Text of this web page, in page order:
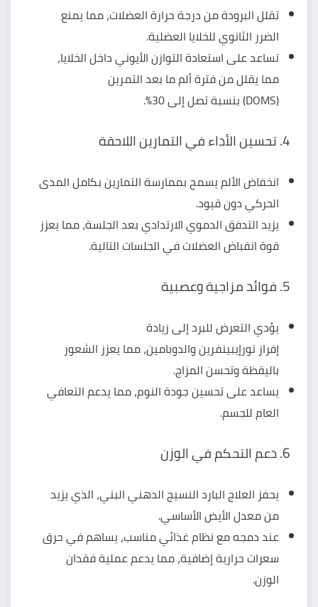
تقلل البرودة من درجة حرارة العضلات، مما يمنع
الضرر الثانوي للخلايا العضلية.
تساعد على استعادة التوازن الأيوني داخل الخلايا،
مما يقلل من فترة ألم ما بعد التمرين
(DOMS) بنسبة تصل إلى 30%.
4. تحسين الأداء في التمارين اللاحقة
انخفاض الألم يسمح بممارسة التمارين بكامل المدى
الحركي دون قيود.
يزيد التدفق الدموي الارتدادي بعد الجلسة، مما يعزز
قوة انقباض العضلات في الجلسات التالية.
5. فوائد مزاجية وعصبية
يؤدي التعرض للبرد إلى زيادة
إفراز نورإيبينفرين والدوبامين، مما يعزز الشعور
باليقظة وتحسن المزاج.
يساعد علىتحسين جودة النوم، مما يدعم التعافي
العام للجسم.
6. دعم التحكم في الوزن
يحفز العلاج البارد النسيج الدهني البني، الذي يزيد
من معدل الأيض الأساسي.
عند دمجه مع نظام غذائي مناسب، يساهم في حرق
سعرات حرارية إضافية، مما يدعم عملية فقدان
الوزن.